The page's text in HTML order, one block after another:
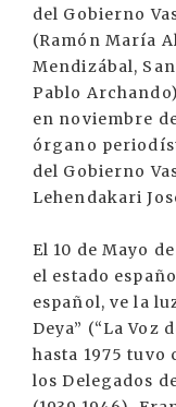
del Gobierno
(Ramón María
Mendizábal,
Pablo
en noviembre
órgano
del Gobierno
Lehendakari
El 10 de Mayo
el estado
español, ve la
Deya” (“La Voz
hasta 1975 tuvo
los Delegados